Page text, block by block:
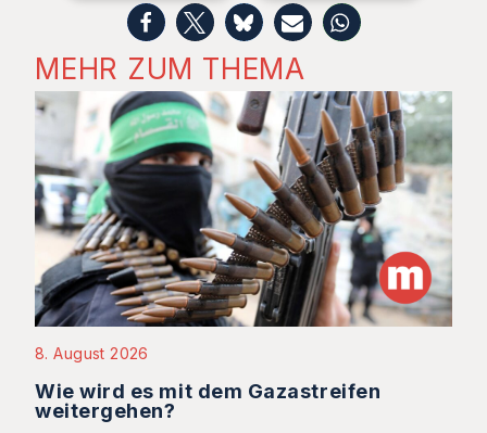
MEHR ZUM THEMA
8. August 2026
Wie wird es mit dem Gazastreifen
weitergehen?